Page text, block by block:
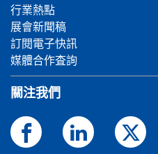
行業熱點
展會新聞稿
訂閱電子快訊
媒體合作査詢
關注我們